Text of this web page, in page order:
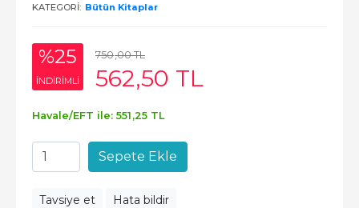
KATEGORI: Bütün Kitaplar
%25
INDIRIMLI
750,00TL
562,50 TL
Havale/EFT ile: 551 ,25 TL
Sepete Ekle
Tavsiye et Hata bildir